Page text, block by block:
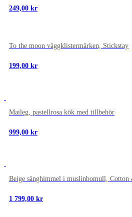
249,00 kr
To the moon väggklistermärken, Stickstay
199,00 kr
Maileg, pastellrosa kök med tillbehör
999,00 kr
Beige sänghimmel i muslinbomull, Cotton
1 799,00 kr